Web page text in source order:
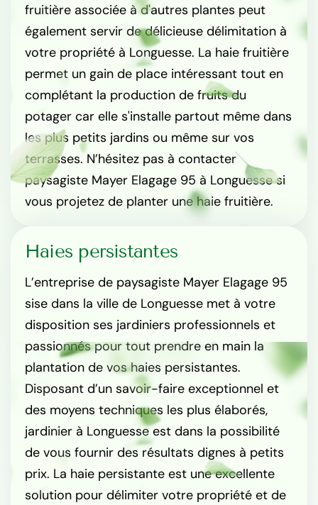
fruitière associée à d'autres plantes peut
également servir de délicieuse délimitation à
votre propriété à Longuesse. La haie fruitière
permet un gain de place intéressant tout en
complétant la production de fruits du
potager car elle s'installe partout même dans
les plus petits jardins ou même sur vos
terrasses. N’hésitez pas à contacter
paysagiste Mayer Elagage 95 à Longuesse si
vous projetez de planter une haie fruitière.
Haies persistantes
L’entreprise de paysagiste Mayer Elagage 95
sise dans la ville de Longuesse met à votre
disposition ses jardiniers professionnels et
passionnés pour tout prendre en main la
plantation de vos haies persistantes.
Disposant d’un savoir-faire exceptionnel et
des moyens techniques les plus élaborés,
jardinier à Longuesse est dans la possibilité
de vous fournir des résultats dignes à petits
prix. La haie persistante est une excellente
solution pour délimiter votre propriété et de